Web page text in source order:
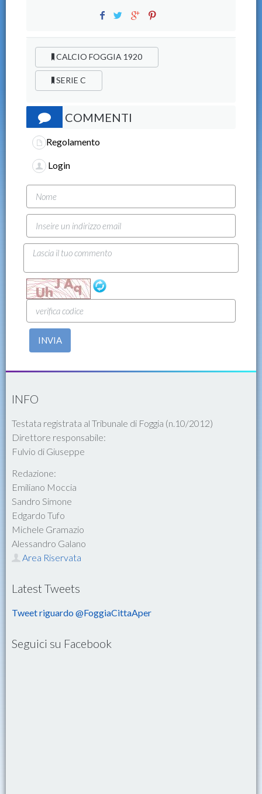
CALCIO FOGGIA 1920
SERIE C
COMMENTI
Regolamento
Login
INVIA
INFO
Testata registrata al Tribunale di Foggia (n.10/2012)
Direttore responsabile:
Fulvio di Giuseppe
Redazione:
Emiliano Moccia
Sandro Simone
Edgardo Tufo
Michele Gramazio
Alessandro Galano
Area Riservata
Latest Tweets
Tweet riguardo @FoggiaCittaAper
Seguici su Facebook